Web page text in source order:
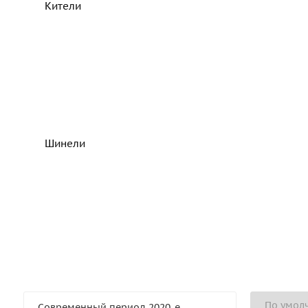
Кители
Шинели